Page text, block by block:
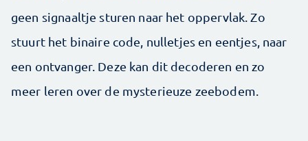
geen signaaltje sturen naar het oppervlak. Zo
stuurt het binaire code, nulletjes en eentjes, naar
een ontvanger. Deze kan dit decoderen en zo
meer leren over de mysterieuze zeebodem.